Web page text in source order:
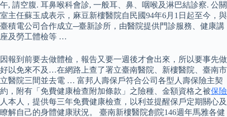
午, 請空腹. 耳鼻喉科會診, 一般耳、鼻、咽喉及淋巴結診察. 公關
室主任蘇玉成表示，麻豆新樓醫院自民國94年6月1日起至今，與
臺積電公司合作成立─臺新診所，由醫院提供門診服務、健康講
座及勞工體檢等 …
因報到前要去做體檢，報告又要一週後才會出來，所以要事先做
好以免來不及…在網路上查了署立臺南醫院、新樓醫院、臺南市
立醫院三間並去電 … 富邦人壽保戶符合公司各型人壽保險主契
約，附有「免費健康檢查附加條款」之險種、金額資格之被保險
人本人，提供每三年免費健康檢查，以利並提醒保戶定期關心及
瞭解自己的身體健康狀況。 臺南新樓醫院創院146週年馬雅各健